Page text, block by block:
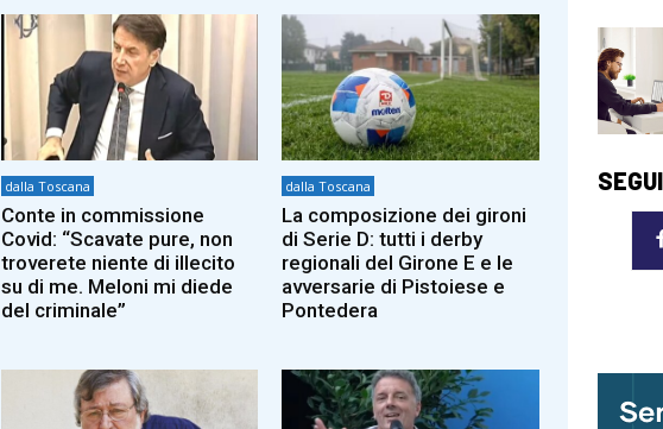
dalla Toscana
Conte in commissione
Covid: “Scavate pure, non
troverete niente di illecito
su di me. Meloni mi diede
del criminale”
dalla Toscana
La composizione dei gironi
di Serie D: tutti i derby
regionali del Girone E e le
avversarie di Pistoiese e
Pontedera